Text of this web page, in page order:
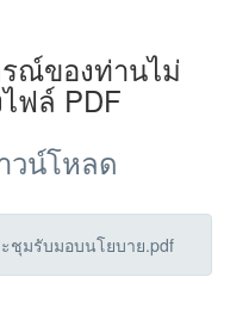
รณ์ของท่านไม่
ฟล์ PDF
วน์โหลด
ชุมรับมอบนโยบาย.pdf